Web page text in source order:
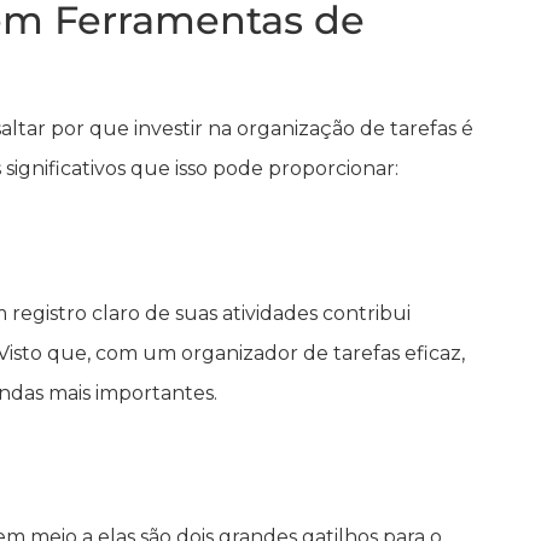
Ferramentas de
por que investir na organização de tarefas é
que isso pode proporcionar:
claro de suas atividades contribui
que, com um organizador de tarefas eficaz,
mais importantes.